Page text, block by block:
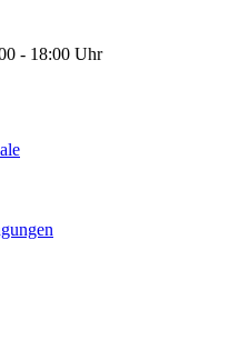
- 18:00 Uhr